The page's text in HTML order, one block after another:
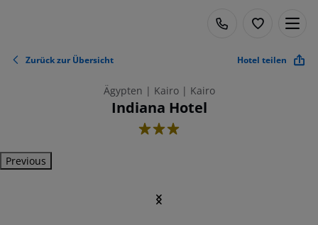
Zurück zur Übersicht Hotel teilen
Ägypten | Kairo | Kairo
Indiana Hotel
3
Previous